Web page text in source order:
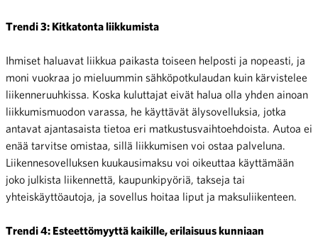
Trendi 3: Kitkatonta liikkumista
Ihmiset haluavat liikkua paikasta toiseen helposti ja nopeasti, ja
moni vuokraa jo mieluummin sähköpotkulaudan kuin kärvistelee
liikenneruuhkissa. Koska kuluttajat eivät halua olla yhden ainoan
liikkumismuodon varassa, he käyttävät älysovelluksia, jotka
antavat ajantasaista tietoa eri matkustusvaihtoehdoista. Autoa ei
enää tarvitse omistaa, sillä liikkumisen voi ostaa palveluna.
Liikennesovelluksen kuukausimaksu voi oikeuttaa käyttämään
joko julkista liikennettä, kaupunkipyöriä, takseja tai
yhteiskäyttöautoja, ja sovellus hoitaa liput ja maksuliikenteen.
Trendi 4: Esteettömyyttä kaikille, erilaisuus kunniaan